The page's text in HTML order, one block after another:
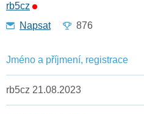
rb5cz
Napsat
876
Jméno a příjmení, registrace
rb5cz 21.08.2023